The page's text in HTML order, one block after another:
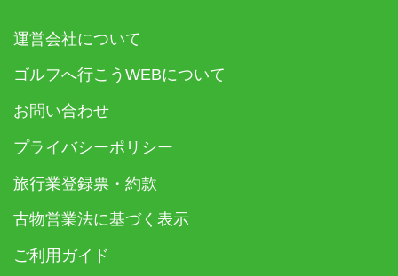
運営会社について
ゴルフへ行こうWEBについて
お問い合わせ
プライバシーポリシー
旅行業登録票・約款
古物営業法に基づく表示
ご利用ガイド